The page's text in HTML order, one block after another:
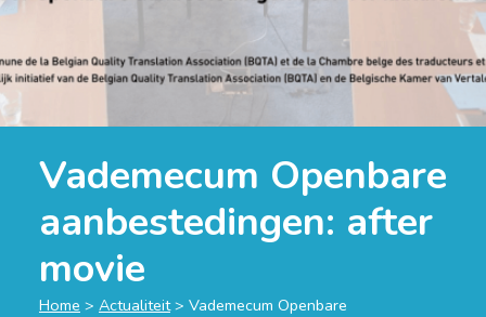
Vademecum Openbare
aanbestedingen: after
movie
Home > Actualiteit> Vademecum Openbare